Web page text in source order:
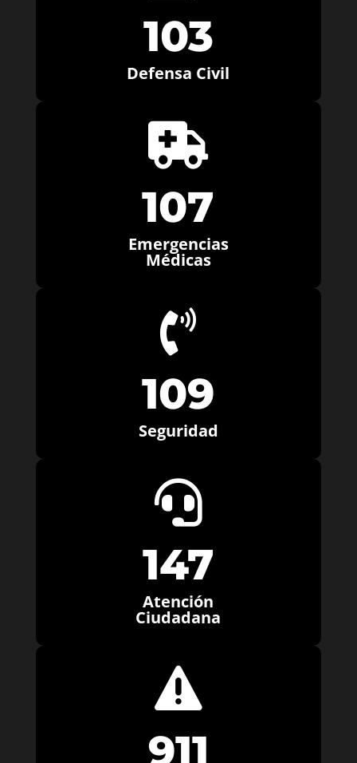
103
Defensa Civil

107
Emergencias
Médicas

109
Seguridad

147
Atención
Ciudadana

911